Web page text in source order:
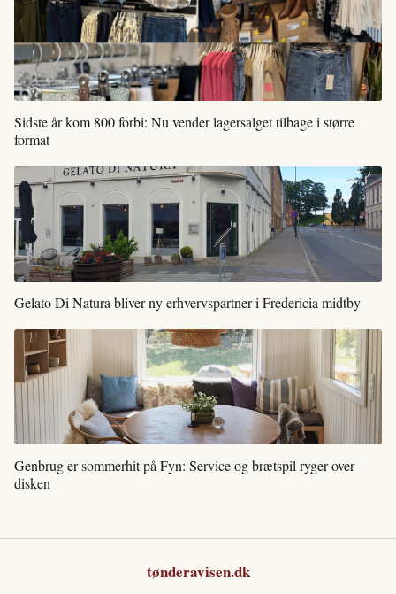
Sidste år kom 800 forbi: Nu vender lagersalget tilbage i større
format
Gelato Di Natura bliver ny erhvervspartner i Fredericia midtby
Genbrug er sommerhit på Fyn: Service og brætspil ryger over
disken
tønderavisen.dk